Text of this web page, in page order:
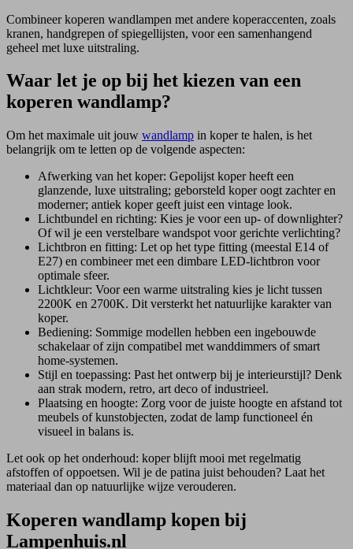
Combineer koperen wandlampen met andere koperaccenten, zoals
kranen, handgrepen of spiegellijsten, voor een samenhangend
geheel met luxe uitstraling.
Waar let je op bij het kiezen van een
koperen wandlamp?
Om het maximale uit jouw wandlamp in koper te halen, is het
belangrijk om te letten op de volgende aspecten:
Afwerking van het koper: Gepolijst koper heeft een
glanzende, luxe uitstraling; geborsteld koper oogt zachter en
moderner; antiek koper geeft juist een vintage look.
Lichtbundel en richting: Kies je voor een up- of downlighter?
Of wil je een verstelbare wandspot voor gerichte verlichting?
Lichtbron en fitting: Let op het type fitting (meestal E14 of
E27) en combineer met een dimbare LED-lichtbron voor
optimale sfeer.
Lichtkleur: Voor een warme uitstraling kies je licht tussen
2200K en 2700K. Dit versterkt het natuurlijke karakter van
koper.
Bediening: Sommige modellen hebben een ingebouwde
schakelaar of zijn compatibel met wanddimmers of smart
home-systemen.
Stijl en toepassing: Past het ontwerp bij je interieurstijl? Denk
aan strak modern, retro, art deco of industrieel.
Plaatsing en hoogte: Zorg voor de juiste hoogte en afstand tot
meubels of kunstobjecten, zodat de lamp functioneel én
visueel in balans is.
Let ook op het onderhoud: koper blijft mooi met regelmatig
afstoffen of oppoetsen. Wil je de patina juist behouden? Laat het
materiaal dan op natuurlijke wijze verouderen.
Koperen wandlamp kopen bij
Lampenhuis.nl